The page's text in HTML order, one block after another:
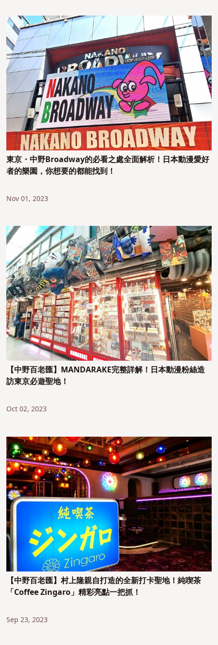
東京・中野Broadway的必看之處全面解析！日本動漫愛好
者的樂園，你想要的都能找到！
Nov 01, 2023
【中野百老匯】MANDARAKE完整詳解！日本動漫粉絲造
訪東京必遊聖地！
Oct 02, 2023
【中野百老匯】村上隆親自打造的全新打卡聖地！純喫茶
「Coffee Zingaro」精彩亮點一把抓！
Sep 23, 2023